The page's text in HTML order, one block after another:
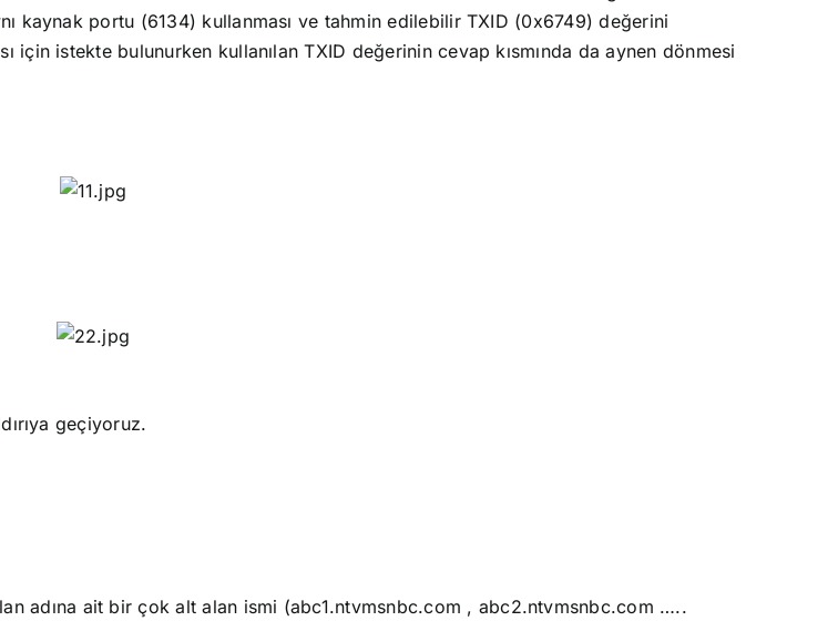
kaynak portu (6134) kullanması ve tahmin edilebilir TXID (0x6749) değerini
için istekte bulunurken kullanılan TXID değerinin cevap kısmında da aynen dönmesi
geçiyoruz.
adına ait bir çok alt alan ismi (abc1.ntvmsnbc.com , abc2.ntvmsnbc.com …..